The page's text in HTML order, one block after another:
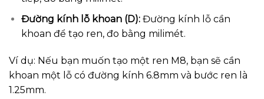
Đường kính lỗ khoan (D):Đường kính lỗ cần
khoan để tạo ren, đo bằng milimét.
Ví dụ: Nếu bạn muốn tạo một ren M8, bạn sẽ cần
khoan một lỗ có đường kính 6.8mm và bước ren là
1.25mm.